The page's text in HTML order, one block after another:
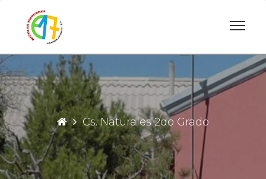
contenido
Cs. Naturales 2do Grado